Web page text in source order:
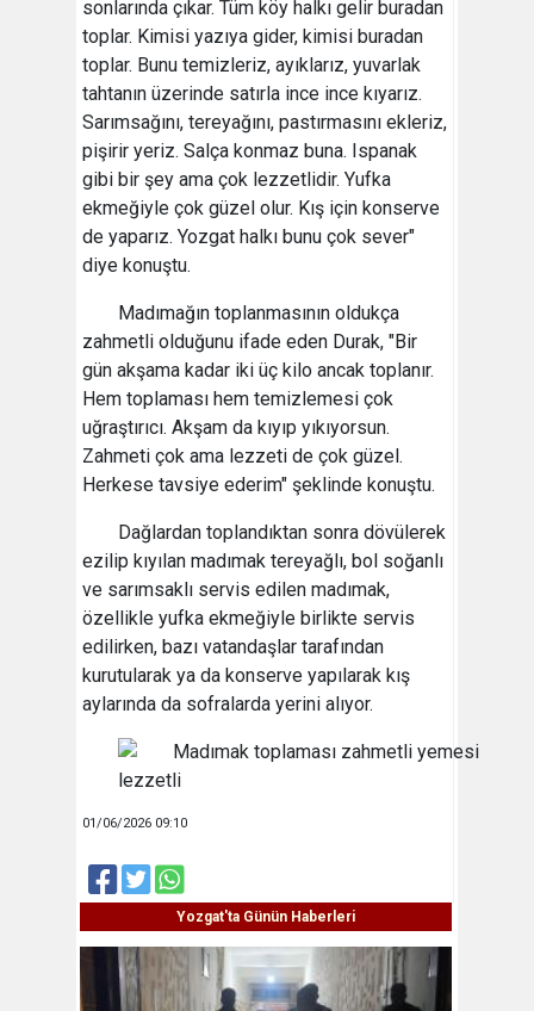
sonlarında çıkar. Tüm köy halkı gelir buradan
toplar. Kimisi yazıya gider, kimisi buradan
toplar. Bunu temizleriz, ayıklarız, yuvarlak
tahtanın üzerinde satırla ince ince kıyarız.
Sarımsağını, tereyağını, pastırmasını ekleriz,
pişirir yeriz. Salça konmaz buna. Ispanak
gibi bir şey ama çok lezzetlidir. Yufka
ekmeğiyle çok güzel olur. Kış için konserve
de yaparız. Yozgat halkı bunu çok sever"
diye konuştu.
Madımağın toplanmasının oldukça
zahmetli olduğunu ifade eden Durak, "Bir
gün akşama kadar iki üç kilo ancak toplanır.
Hem toplaması hem temizlemesi çok
uğraştırıcı. Akşam da kıyıp yıkıyorsun.
Zahmeti çok ama lezzeti de çok güzel.
Herkese tavsiye ederim" şeklinde konuştu.
Dağlardan toplandıktan sonra dövülerek
ezilip kıyılan madımak tereyağlı, bol soğanlı
ve sarımsaklı servis edilen madımak,
özellikle yufka ekmeğiyle birlikte servis
edilirken, bazı vatandaşlar tarafından
kurutularak ya da konserve yapılarak kış
aylarında da sofralarda yerini alıyor.
01/06/2026 09:10
Yozgat'ta Günün Haberleri